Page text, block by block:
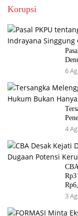
Korupsi
6
4
3